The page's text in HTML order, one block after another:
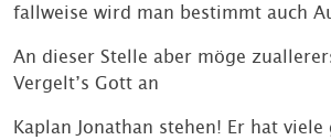
fallweise wird man bestimmt auch
An dieser Stelle aber möge
Vergelt’s Gott an
Kaplan Jonathan stehen! Er hat viele